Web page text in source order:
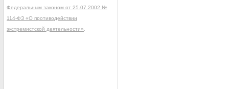
Федеральным законом от 25.07.2002 №
114-ФЗ «О противодействии
экстремистской деятельности»